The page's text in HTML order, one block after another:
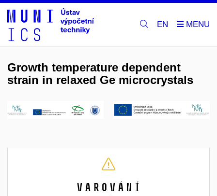
EN
Growth temperature dependent
strain in relaxed Ge microcrystals
Varování